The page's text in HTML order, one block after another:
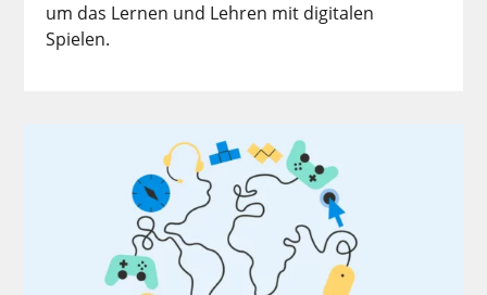
um das Lernen und Lehren mit digitalen
Spielen.